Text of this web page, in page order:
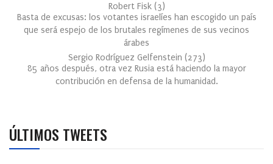
Robert Fisk (3)
Basta de excusas: los votantes israelíes han escogido un país
que será espejo de los brutales regímenes de sus vecinos
árabes
Sergio Rodríguez Gelfenstein (273)
85 años después, otra vez Rusia está haciendo la mayor
contribución en defensa de la humanidad.
ÚLTIMOS TWEETS